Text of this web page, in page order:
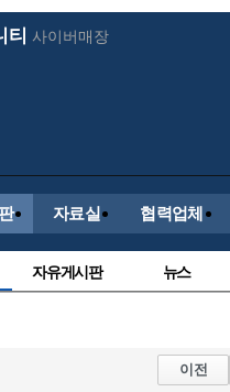
티 사이버매장
자료실 협력업체
자유게시판 뉴스
해외축구
이전